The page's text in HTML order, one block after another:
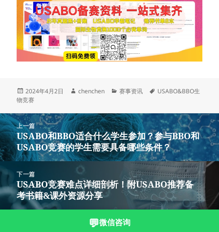
发
布
2024年4月2日
作
chenchen
分
赛事资讯
标
USABO&BBO生
物竞赛
文
章
航
上一篇
上
篇
文
章：
USABO和BBO适合什么学生参加？参与BBO和
USABO竞赛的学生需要具备哪些条件？
下一篇
下
篇
文
USABO竞赛难点详细剖析！附USABO推荐备
考书籍&课外资源分享
💬微信咨询